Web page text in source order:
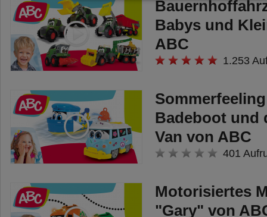
Babys und
ABC
1.253
Badeboot und
Van von ABC
401
Motorisiertes
"Gary" von